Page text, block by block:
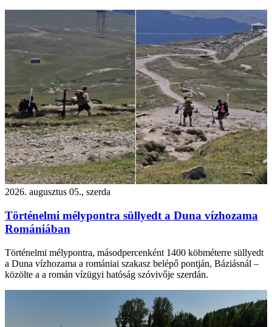
2026. augusztus 05., szerda
Történelmi mélypontra süllyedt a Duna vízhozama
Romániában
Történelmi mélypontra, másodpercenként 1400 köbméterre süllyedt
a Duna vízhozama a romániai szakasz belépő pontján, Báziásnál –
közölte a a román vízügyi hatóság szóvivője szerdán.